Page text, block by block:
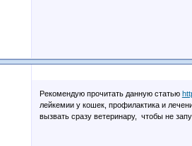
Рекомендую прочитать данную статью
лейкемии у кошек, профилактика и
вызвать сразу ветеринару, чтобы не